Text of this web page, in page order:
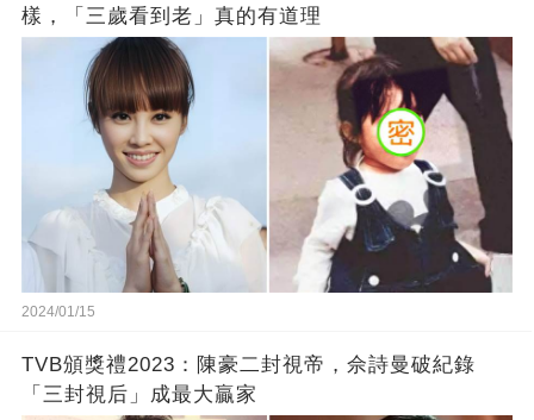
樣，「三歲看到老」真的有道理
2024/01/15
TVB頒獎禮2023：陳豪二封視帝，佘詩曼破紀錄
「三封視后」成最大贏家